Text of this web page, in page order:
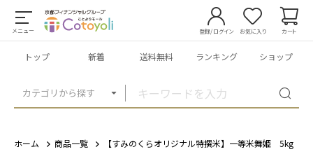
メニュー
カテゴリから探す
登録/ログイン お気に入り カート
トップ 新着 送料無料 ランキング ショップ
ホーム 商品一覧 【すみのくらオリジナル特撰米】一等米舞姫 5kg